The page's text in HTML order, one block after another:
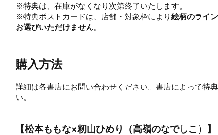
※特典は、在庫がなくなり次第終了いたします。
※特典ポストカードは、店舗・対象枠により 絵柄のライ
お選びいただけません。
購入方法
詳細は各書店にお問い合わせください。書店によって特
い。
【松本ももな×籾山ひめり（高嶺のなでしこ）】